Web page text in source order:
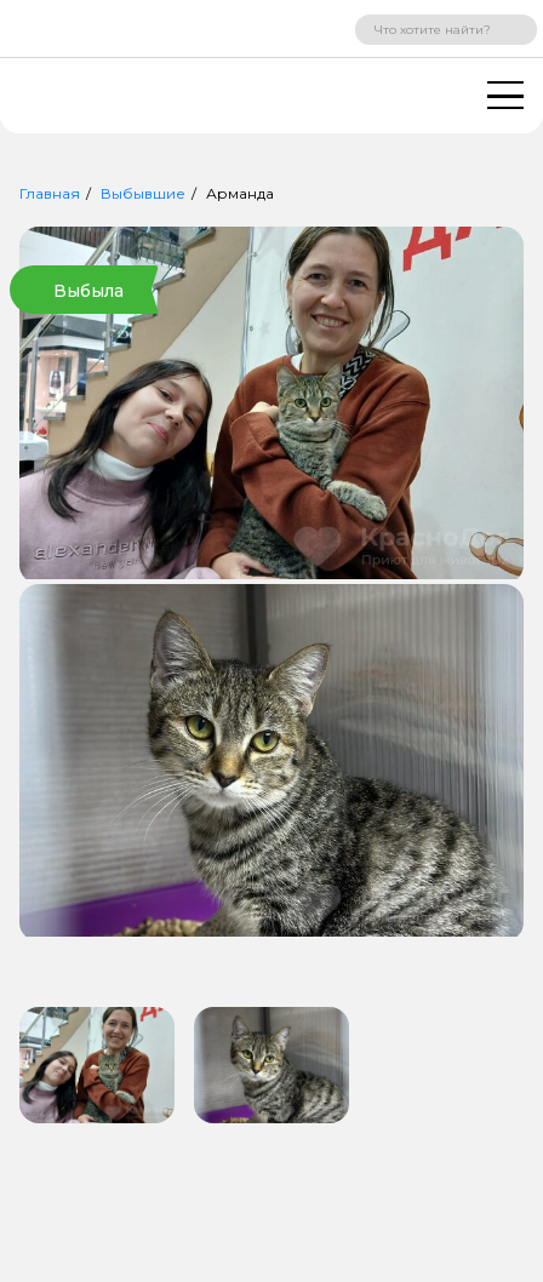
ВХОД РЕГИСТРАЦИЯ
Главная Выбывшие Арманда
Выбыла